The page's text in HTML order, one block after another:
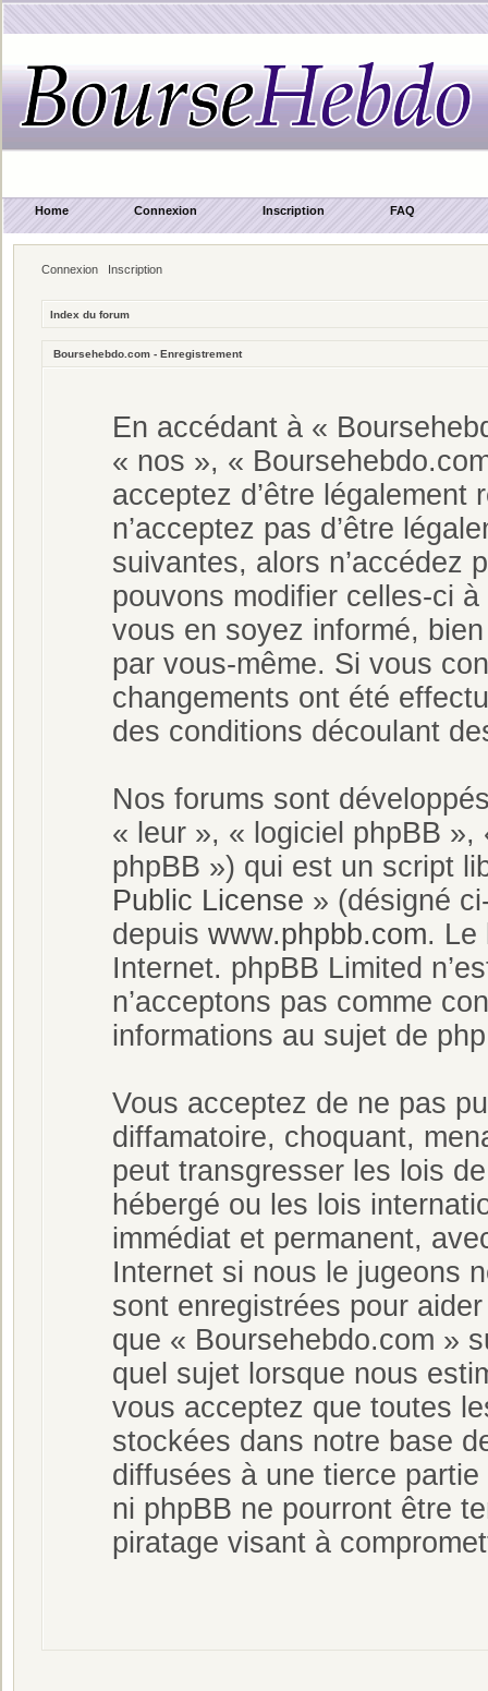
Home Connexion Inscription FAQ
Connexion Inscription
Index du forum
Boursehebdo.com - Enregistrement
En accédant à «
« nos », «
acceptez d’être
n’acceptez pas d’être
suivantes, alors n’accédez
pouvons modifier celles-ci
vous en soyez informé,
par vous-même. Si vous
changements ont été
des conditions découlant
Nos forums sont
« leur », « logiciel phpBB
phpBB ») qui est un script
Public License » (désigné
depuis www.phpbb.com. Le
Internet. phpBB Limited
n’acceptons pas comme
informations au sujet de
Vous acceptez de ne pas
diffamatoire, choquant,
peut transgresser les lois
hébergé ou les lois
immédiat et permanent,
Internet si nous le jugeons
sont enregistrées pour
que « Boursehebdo.com »
quel sujet lorsque nous
vous acceptez que toutes
stockées dans notre base
diffusées à une tierce
ni phpBB ne pourront être
piratage visant à